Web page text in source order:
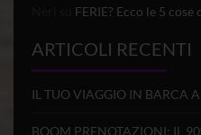
FERIE? Ecco le 5
ARTICOLI RECENTI
IL TUO VIAGGIO IN BARCA
BOOM PRENOTAZIONI: IL